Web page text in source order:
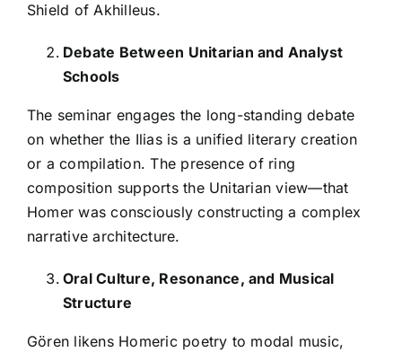
Shield of Akhilleus.
Debate Between Unitarian and Analyst
Schools
The seminar engages the long-standing debate
on whether the Ilias is a unified literary creation
or a compilation. The presence of ring
composition supports the Unitarian view—that
Homer was consciously constructing a complex
narrative architecture.
Oral Culture, Resonance, and Musical
Structure
Gören likens Homeric poetry to modal music,